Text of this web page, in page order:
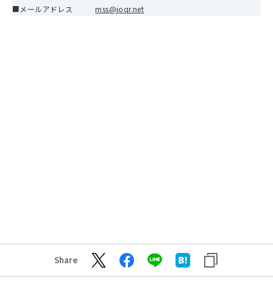
■メールアドレスmss@joqr.net
Share